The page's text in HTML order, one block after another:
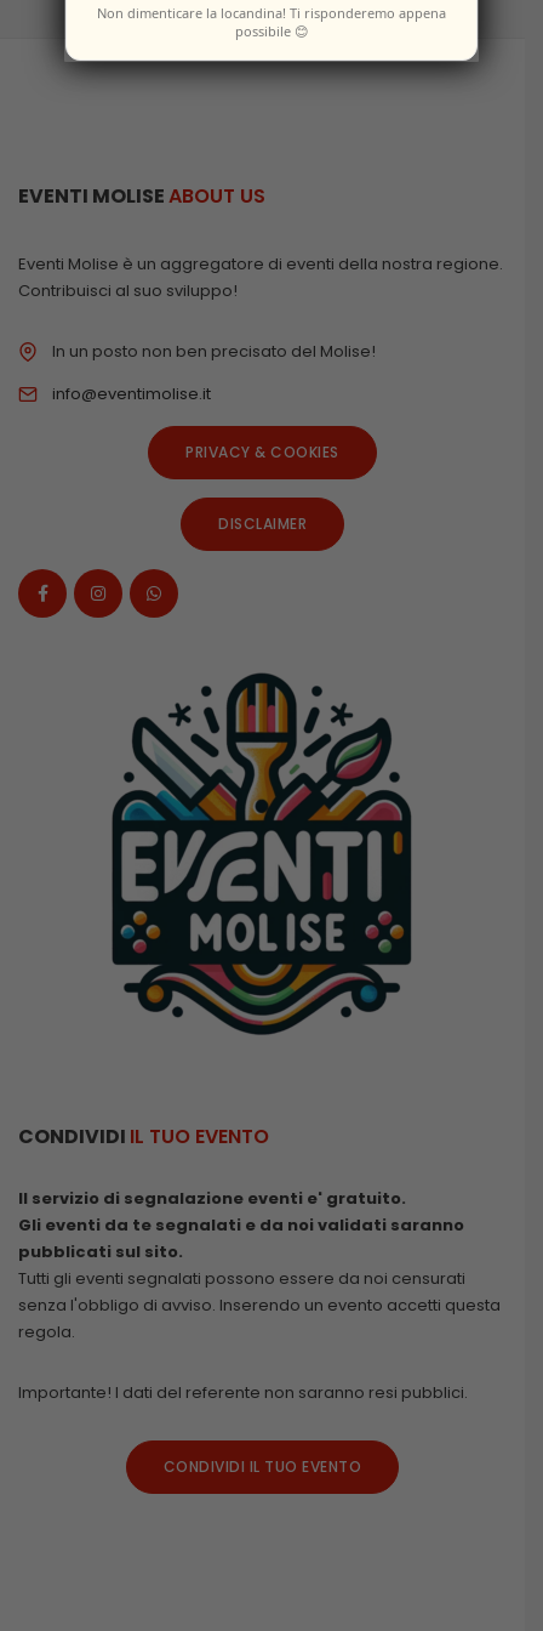
EVENTI MOLISEABOUT US
Eventi Molise è un aggregatore di eventi della nostra regione.
Contribuisci al suo sviluppo!
In un posto non ben precisato del Molise!
info@eventimolise.it
PRIVACY & COOKIES
DISCLAIMER
CONDIVIDI IL TUO EVENTO
Il servizio di segnalazione eventi e' gratuito.
Gli eventi da te segnalati e da noi validati saranno
pubblicati sul sito.
Tutti gli eventi segnalati possono essere da noi censurati
senza l'obbligo di avviso. Inserendo un evento accetti questa
regola.
Importante! I dati del referente non saranno resi pubblici.
CONDIVIDI IL TUO EVENTO
Non dimenticare la locandina! Ti risponderemo appena
possibile 😊